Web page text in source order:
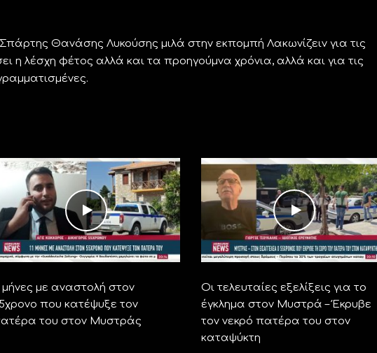
Θανάσης Λυκούσης μιλά στην εκπομπή Λακωνίζειν για τις
η λέσχη φέτος αλλά και τα προηγούμνα χρόνια, αλλά και για τις
μήνες με αναστολή στον
που κατέψυξε τον
του στον Μυστράς
Οι τελευταίες εξελίξεις για το
έγκλημα στον Μυστρά – Έκρυβε
τον νεκρό πατέρα του στον
καταψύκτη